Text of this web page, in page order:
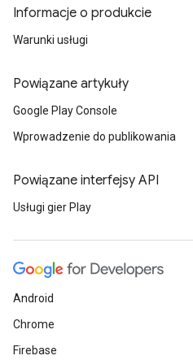
Informacje o produkcie
Warunki usługi
Powiązane artykuły
Google Play Console
Wprowadzenie do publikowania
Powiązane interfejsy API
Usługi gier Play
Android
Chrome
Firebase